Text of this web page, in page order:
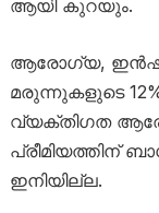
ആയി കുറയും.
ആരോഗ്യ,
മരുന്നുകളുടെ
വ്യക്തിഗത
പ്രീമിയത്തിന്
ഇനിയില്ല.